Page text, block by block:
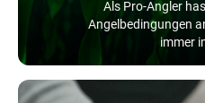
Als Pro-Angler
Angelbedingungen
immer